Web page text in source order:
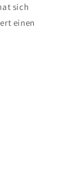
sich
einen